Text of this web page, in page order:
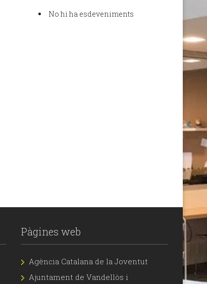
No hi ha esdeveniments
Pàgines web
Agència Catalana de la Joventut
Ajuntament de Vandellòs i